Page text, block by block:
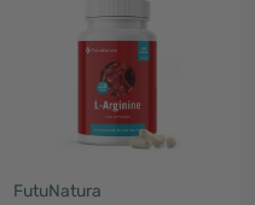
FutuNatura